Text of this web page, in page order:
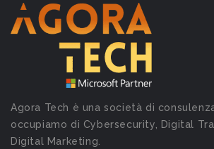
Agora Tech è una società di
occupiamo di Cybersecurity, Digital
Digital Marketing.